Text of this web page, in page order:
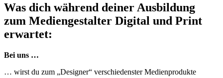
Was dich während deiner Ausbildung
zum Mediengestalter Digital und Print
erwartet:
Bei uns …
… wirst du zum „Designer“ verschiedenster Medienprodukte